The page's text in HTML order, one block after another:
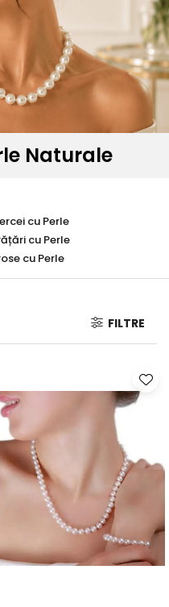
Naturale
cu Perle
cu Perle
cu Perle
FILTRE